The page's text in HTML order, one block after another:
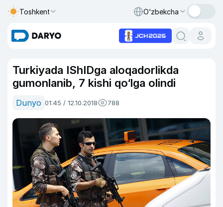
Toshkent O‘zbekcha
Turkiyada IShIDga aloqadorlikda
gumonlanib, 7 kishi qo‘lga olindi
Dunyo 01:45 / 12.10.2018 788